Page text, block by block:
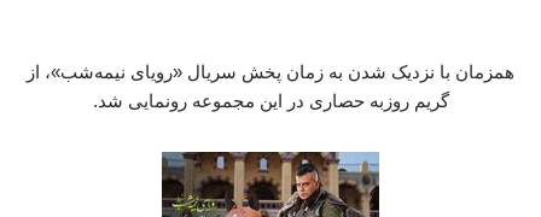
همزمان با نزدیک شدن به زمان پخش سریال «رویای نیمه‌شب»، از
گریم روزبه حصاری در این مجموعه رونمایی شد.